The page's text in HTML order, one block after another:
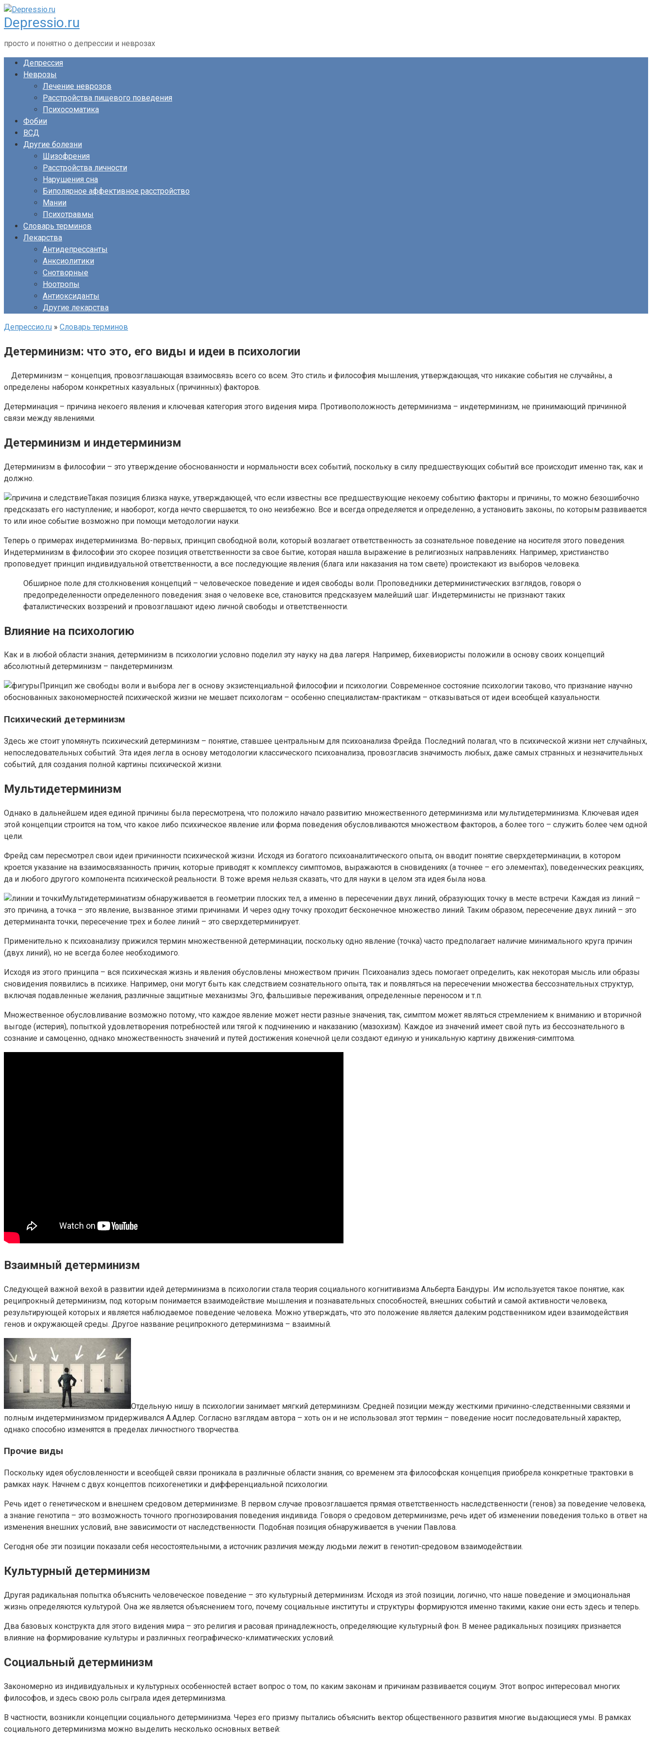
Перейти
к
контенту
Depressio.ru
просто и понятно о депрессии и неврозах
Депрессия
Неврозы
Лечение неврозов
Расстройства пищевого поведения
Психосоматика
Фобии
ВСД
Другие болезни
Шизофрения
Расстройства личности
Нарушения сна
Биполярное аффективное расстройство
Мании
Психотравмы
Словарь терминов
Лекарства
Антидепрессанты
Анксиолитики
Снотворные
Ноотропы
Антиоксиданты
Другие лекарства
Депрессио.ru » Словарь терминов
Детерминизм: что это, его виды и идеи в психологии
Детерминизм – концепция, провозглашающая взаимосвязь всего со всем. Это стиль и философия мышления, утверждающая, что никакие события не случайны, а
определены набором конкретных казуальных (причинных) факторов.
Детерминация – причина некоего явления и ключевая категория этого видения мира. Противоположность детерминизма – индетерминизм, не принимающий причинной
связи между явлениями.
Детерминизм и индетерминизм
Детерминизм в философии – это утверждение обоснованности и нормальности всех событий, поскольку в силу предшествующих событий все происходит именно так, как и
должно.
Такая позиция близка науке, утверждающей, что если известны все предшествующие некоему событию факторы и причины, то можно безошибочно
предсказать его наступление; и наоборот, когда нечто свершается, то оно неизбежно. Все и всегда определяется и определенно, а установить законы, по которым развивается
то или иное событие возможно при помощи методологии науки.
Теперь о примерах индетерминизма. Во-первых, принцип свободной воли, который возлагает ответственность за сознательное поведение на носителя этого поведения.
Индетерминизм в философии это скорее позиция ответственности за свое бытие, которая нашла выражение в религиозных направлениях. Например, христианство
проповедует принцип индивидуальной ответственности, а все последующие явления (блага или наказания на том свете) проистекают из выборов человека.
Обширное поле для столкновения концепций – человеческое поведение и идея свободы воли. Проповедники детерминистических взглядов, говоря о
предопределенности определенного поведения: зная о человеке все, становится предсказуем малейший шаг. Индетерминисты не признают таких
фаталистических воззрений и провозглашают идею личной свободы и ответственности.
Влияние на психологию
Как и в любой области знания, детерминизм в психологии условно поделил эту науку на два лагеря. Например, бихевиористы положили в основу своих концепций
абсолютный детерминизм – пандетерминизм.
Принцип же свободы воли и выбора лег в основу экзистенциальной философии и психологии. Современное состояние психологии таково, что признание научно
обоснованных закономерностей психической жизни не мешает психологам – особенно специалистам-практикам – отказываться от идеи всеобщей казуальности.
Психический детерминизм
Здесь же стоит упомянуть психический детерминизм – понятие, ставшее центральным для психоанализа Фрейда. Последний полагал, что в психической жизни нет случайных,
непоследовательных событий. Эта идея легла в основу методологии классического психоанализа, провозгласив значимость любых, даже самых странных и незначительных
событий, для создания полной картины психической жизни.
Мультидетерминизм
Однако в дальнейшем идея единой причины была пересмотрена, что положило начало развитию множественного детерминизма или мультидетерминизма. Ключевая идея
этой концепции строится на том, что какое либо психическое явление или форма поведения обусловливаются множеством факторов, а более того – служить более чем одной
цели.
Фрейд сам пересмотрел свои идеи причинности психической жизни. Исходя из богатого психоаналитического опыта, он вводит понятие сверхдетерминации, в котором
кроется указание на взаимосвязанность причин, которые приводят к комплексу симптомов, выражаются в сновидениях (а точнее – его элементах), поведенческих реакциях,
да и любого другого компонента психической реальности. В тоже время нельзя сказать, что для науки в целом эта идея была нова.
Мультидетерминатизм обнаруживается в геометрии плоских тел, а именно в пересечении двух линий, образующих точку в месте встречи. Каждая из линий –
это причина, а точка – это явление, вызванное этими причинами. И через одну точку проходит бесконечное множество линий. Таким образом, пересечение двух линий – это
детерминанта точки, пересечение трех и более линий – это сверхдетерминирует.
Применительно к психоанализу прижился термин множественной детерминации, поскольку одно явление (точка) часто предполагает наличие минимального круга причин
(двух линий), но не всегда более необходимого.
Исходя из этого принципа – вся психическая жизнь и явления обусловлены множеством причин. Психоанализ здесь помогает определить, как некоторая мысль или образы
сновидения появились в психике. Например, они могут быть как следствием сознательного опыта, так и появляться на пересечении множества бессознательных структур,
включая подавленные желания, различные защитные механизмы Эго, фальшивые переживания, определенные переносом и т.п.
Множественное обусловливание возможно потому, что каждое явление может нести разные значения, так, симптом может являться стремлением к вниманию и вторичной
выгоде (истерия), попыткой удовлетворения потребностей или тягой к подчинению и наказанию (мазохизм). Каждое из значений имеет свой путь из бессознательного в
сознание и самоценно, однако множественность значений и путей достижения конечной цели создают единую и уникальную картину движения-симптома.
Взаимный детерминизм
Следующей важной вехой в развитии идей детерминизма в психологии стала теория социального когнитивизма Альберта Бандуры. Им используется такое понятие, как
реципрокный детерминизм, под которым понимается взаимодействие мышления и познавательных способностей, внешних событий и самой активности человека,
результирующей которых и является наблюдаемое поведение человека. Можно утверждать, что это положение является далеким родственником идеи взаимодействия
генов и окружающей среды. Другое название реципрокного детерминизма – взаимный.
Отдельную нишу в психологии занимает мягкий детерминизм. Средней позиции между жесткими причинно-следственными связями и
полным индетерминизмом придерживался А.Адлер. Согласно взглядам автора – хоть он и не использовал этот термин – поведение носит последовательный характер,
однако способно изменятся в пределах личностного творчества.
Прочие виды
Поскольку идея обусловленности и всеобщей связи проникала в различные области знания, со временем эта философская концепция приобрела конкретные трактовки в
рамках наук. Начнем с двух концептов психогенетики и дифференциальной психологии.
Речь идет о генетическом и внешнем средовом детерминизме. В первом случае провозглашается прямая ответственность наследственности (генов) за поведение человека,
а знание генотипа – это возможность точного прогнозирования поведения индивида. Говоря о средовом детерминизме, речь идет об изменении поведения только в ответ на
изменения внешних условий, вне зависимости от наследственности. Подобная позиция обнаруживается в учении Павлова.
Сегодня обе эти позиции показали себя несостоятельными, а источник различия между людьми лежит в генотип-средовом взаимодействии.
Культурный детерминизм
Другая радикальная попытка объяснить человеческое поведение – это культурный детерминизм. Исходя из этой позиции, логично, что наше поведение и эмоциональная
жизнь определяются культурой. Она же является объяснением того, почему социальные институты и структуры формируются именно такими, какие они есть здесь и теперь.
Два базовых конструкта для этого видения мира – это религия и расовая принадлежность, определяющие культурный фон. В менее радикальных позициях признается
влияние на формирование культуры и различных географическо-климатических условий.
Социальный детерминизм
Закономерно из индивидуальных и культурных особенностей встает вопрос о том, по каким законам и причинам развивается социум. Этот вопрос интересовал многих
философов, и здесь свою роль сыграла идея детерминизма.
В частности, возникли концепции социального детерминизма. Через его призму пытались объяснить вектор общественного развития многие выдающиеся умы. В рамках
социального детерминизма можно выделить несколько основных ветвей: